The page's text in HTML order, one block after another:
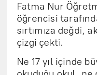
Fatma Nur
öğrencisi
sırtımıza değdi,
çizgi çekti.
Ne 17 yıl içinde